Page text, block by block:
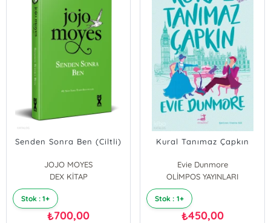
Senden Sonra Ben (Ciltli)
JOJO MOYES
DEX KİTAP
Stok : 1+
₺700,00
Kural Tanımaz Çapkın
Evie Dunmore
OLİMPOS YAYINLARI
Stok : 1+
₺450,00